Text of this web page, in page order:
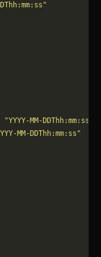
"YYYY-MM-DDThh:mm:ss"
MM-DDThh:mm:ss"